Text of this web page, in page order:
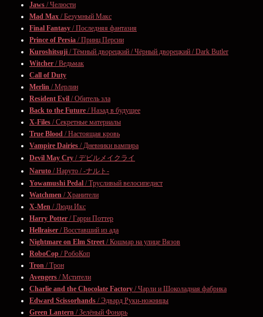
Jaws / Челюсти
Mad Max / Безумный Макс
Final Fantasy / Последняя фантазия
Prince of Persia / Принц Персии
Kuroshitsuji / Тёмный дворецкий / Чёрный дворецкий / Dark Butler
Witcher / Ведьмак
Call of Duty
Merlin / Мерлин
Resident Evil / Обитель зла
Back to the Future / Назад в будущее
X-Files / Секретные материалы
True Blood / Настоящая кровь
Vampire Dairies / Дневники вампира
Devil May Cry / デビルメイクライ
Naruto / Наруто / -ナルト-
Yowamushi Pedal / Трусливый велосипедист
Watchmen / Хранители
X-Men / Люди Икс
Harry Potter / Гарри Поттер
Hellraiser / Восставший из ада
Nightmare on Elm Street / Кошмар на улице Вязов
RoboCop / РобоКоп
Tron / Трон
Avengers / Мстители
Charlie and the Chocolate Factory / Чарли и Шоколадная фабрика
Edward Scissorhands / Эдвард Руки-ножницы
Green Lantern / Зелёный Фонарь